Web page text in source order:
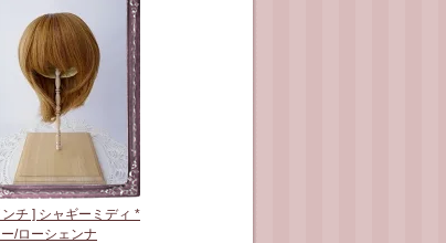
ンチ ] シャギーミディ *
/ローシェンナ